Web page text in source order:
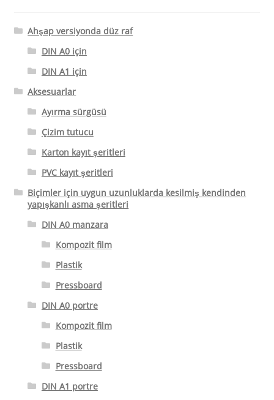
Ahşap versiyonda düz raf
DIN A0 için
DIN A1 için
Aksesuarlar
Ayırma sürgüsü
Çizim tutucu
Karton kayıt şeritleri
PVC kayıt şeritleri
Biçimler için uygun uzunluklarda kesilmiş kendinden
yapışkanlı asma şeritleri
DIN A0 manzara
Kompozit film
Plastik
Pressboard
DIN A0 portre
Kompozit film
Plastik
Pressboard
DIN A1 portre